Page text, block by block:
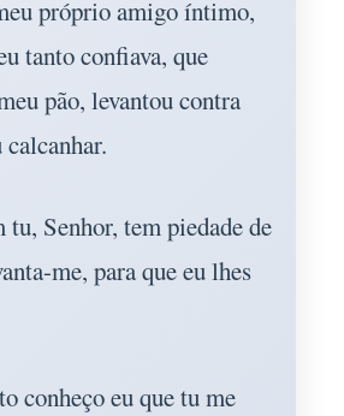
próprio amigo íntimo,
tanto confiava, que
pão, levantou contra
tu, Senhor, tem piedade de
me, para que eu lhes
conheço eu que tu me